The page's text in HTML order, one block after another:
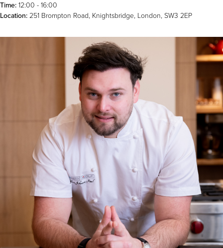
Time: 12:00 - 16:00
Location: 251 Brompton Road, Knightsbridge, London, SW3 2EP